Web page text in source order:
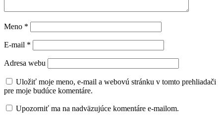
Meno *
E-mail *
Adresa webu
Uložiť moje meno, e-mail a webovú stránku v tomto prehliadači
pre moje budúce komentáre.
Upozorniť ma na nadväzujúce komentáre e-mailom.